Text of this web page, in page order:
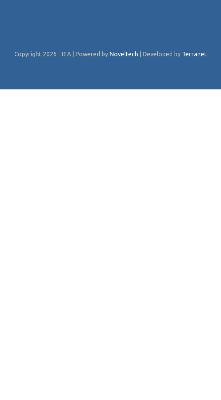
Copyright 2026 - ΙΣΑ | Powered by Noveltech | Developed by Terranet